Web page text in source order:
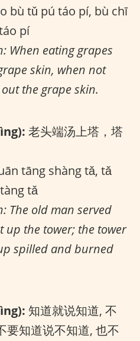
bù tǔ pú táo pí, bù chī
pí
When eating grapes
skin, when not
the grape skin.
老头端汤上塔，塔
tāng shàng tǎ, tǎ
tǎ
The old man served
up the tower; the tower
spilled and burned
知道就说知道, 不
要知道说不知道, 也不